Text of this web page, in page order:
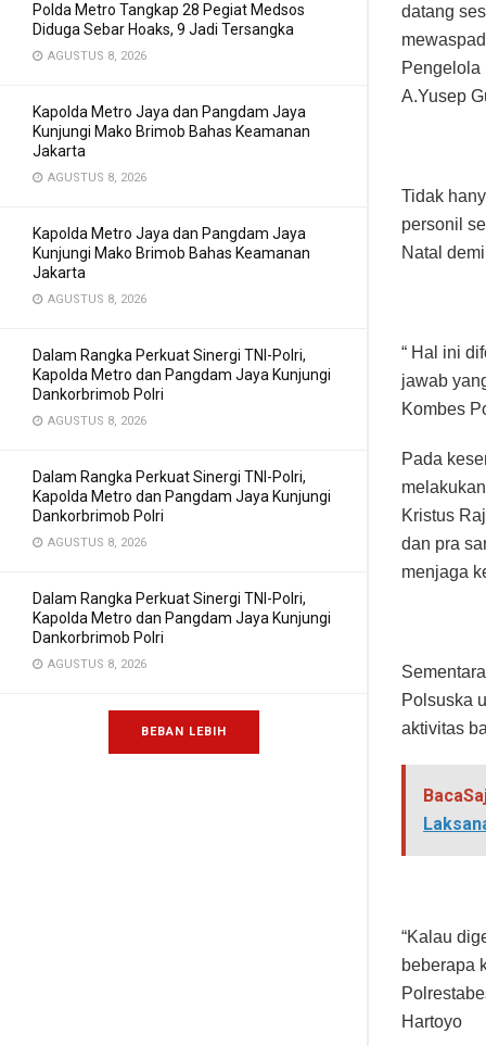
Polda Metro Tangkap 28 Pegiat Medsos
Diduga Sebar Hoaks, 9 Jadi Tersangka
AGUSTUS 8, 2026
Kapolda Metro Jaya dan Pangdam Jaya
Kunjungi Mako Brimob Bahas Keamanan
Jakarta
AGUSTUS 8, 2026
Kapolda Metro Jaya dan Pangdam Jaya
Kunjungi Mako Brimob Bahas Keamanan
Jakarta
AGUSTUS 8, 2026
Dalam Rangka Perkuat Sinergi TNI-Polri,
Kapolda Metro dan Pangdam Jaya Kunjungi
Dankorbrimob Polri
AGUSTUS 8, 2026
Dalam Rangka Perkuat Sinergi TNI-Polri,
Kapolda Metro dan Pangdam Jaya Kunjungi
Dankorbrimob Polri
AGUSTUS 8, 2026
Dalam Rangka Perkuat Sinergi TNI-Polri,
Kapolda Metro dan Pangdam Jaya Kunjungi
Dankorbrimob Polri
AGUSTUS 8, 2026
BEBAN LEBIH
datang
Pengelola
A.Yusep
Tidak
personil
Natal
“ Hal ini
jawab
Kombes
Pada
Kristus
dan pra
menjaga
Polsuska
aktivitas
“Kalau
beberapa
Hartoyo